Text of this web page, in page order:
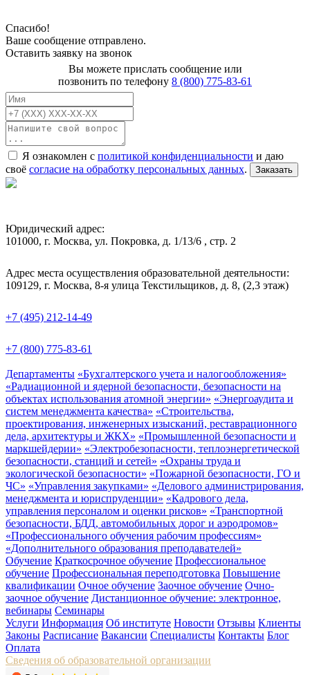
Спасибо!
Ваше сообщение отправлено.
Оставить заявку на звонок
Вы можете прислать сообщение или
позвонить по телефону 8 (800) 775-83-61
Я ознакомлен с политикой конфиденциальности и даю
своё согласие на обработку персональных данных. Заказать
Юридический адрес:
101000, г. Москва, ул. Покровка, д. 1/13/6 , стр. 2
Адрес места осуществления образовательной деятельности:
109129, г. Москва, 8-я улица Текстильщиков, д. 8, (2,3 этаж)
+7 (495) 212-14-49
+7 (800) 775-83-61
Департаменты «Бухгалтерского учета и налогообложения»
«Радиационной и ядерной безопасности, безопасности на
объектах использования атомной энергии» «Энергоаудита и
систем менеджмента качества» «Строительства,
проектирования, инженерных изысканий, реставрационного
дела, архитектуры и ЖКХ» «Промышленной безопасности и
маркшейдерии» «Электробезопасности, теплоэнергетической
безопасности, станций и сетей» «Охраны труда и
экологической безопасности» «Пожарной безопасности, ГО и
ЧС» «Управления закупками» «Делового администрирования,
менеджмента и юриспруденции» «Кадрового дела,
управления персоналом и оценки рисков» «Транспортной
безопасности, БДД, автомобильных дорог и аэродромов»
«Профессионального обучения рабочим профессиям»
«Дополнительного образования преподавателей»
Обучение Краткосрочное обучение Профессиональное
обучение Профессиональная переподготовка Повышение
квалификации Очное обучение Заочное обучение Очно-
заочное обучение Дистанционное обучение: электронное,
вебинары Семинары
Услуги Информация Об институте Новости Отзывы Клиенты
Законы Расписание Вакансии Специалисты Контакты Блог
Оплата
Сведения об образовательной организации